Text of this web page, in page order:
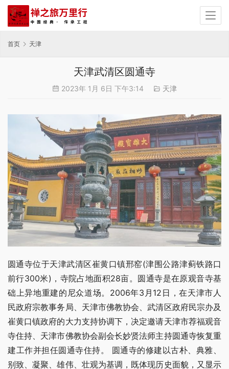
首页 天津
天津武清区圆通寺
2023年 1月 6日 下午3:14 天津
圆通寺位于天津武清区崔黄口镇邢窑(津围公路津蓟铁路口
前行300米)，寺院占地面积28亩。圆通寺是在原观音寺基
础上异地重建的尼众道场。2006年3月12日，在天津市人
民政府宗教事务局、天津市佛教协会、武清区政府民宗办及
崔黄口镇政府的大力支持协调下，决定邀请天津市荐福观音
寺住持、天津市佛教协会副会长妙贤法师主持圆通寺恢复重
建工作并担任圆通寺住持。 圆通寺的修建以古朴、典雅、
别致、凝聚、雄伟、壮观为基调，既体现历史面貌，又显示